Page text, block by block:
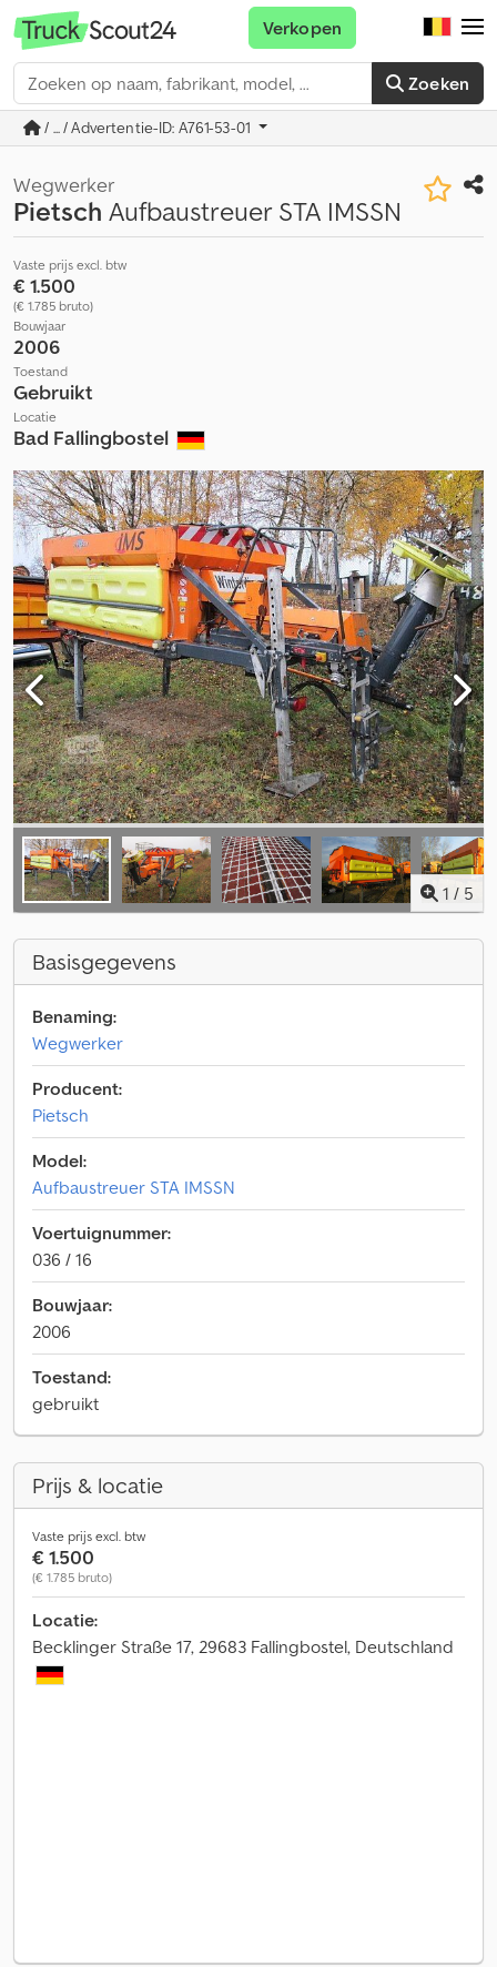
Zoeken
Verkopen
/ ... / Advertentie-ID: A761-53-01
Wegwerker
Pietsch Aufbaustreuer STA IMSSN
Vaste prijs excl. btw
€ 1.500
(€ 1.785 bruto)
Bouwjaar
2006
Toestand
Gebruikt
Locatie
Bad Fallingbostel
1 / 5
Basisgegevens
Benaming:
Wegwerker
Producent:
Pietsch
Model:
Aufbaustreuer STA IMSSN
Voertuignummer:
036 / 16
Bouwjaar:
2006
Toestand:
gebruikt
Prijs & locatie
Vaste prijs excl. btw
€ 1.500
(€ 1.785 bruto)
Locatie:
Becklinger Straße 17, 29683 Fallingbostel, Deutschland